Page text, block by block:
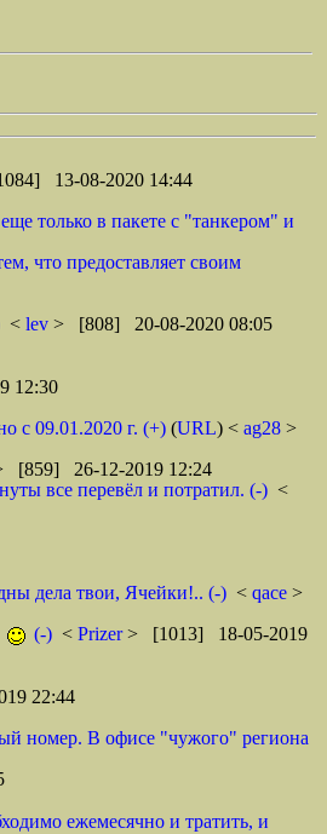
13-08-2020 14:44
только в пакете с "танкером" и
что предоставляет своим
< lev > [808] 20-08-2020 08:05
12:30
с 09.01.2020 г. (+) (URL) < ag28 >
[859] 26-12-2019 12:24
все перевёл и потратил. (-) <
дела твои, Ячейки!.. (-) < qace >
(-) < Prizer> [1013] 18-05-2019
22:44
номер. В офисе "чужого" региона
ежемесячно и тратить, и